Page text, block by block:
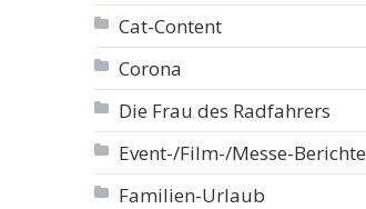
Cat-Content
Corona
Die Frau des Radfahrers
Event-/Film-/Messe-Berichte
Familien-Urlaub